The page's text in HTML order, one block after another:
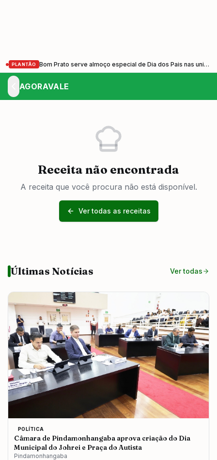
PLANTÃO Bom Prato serve almoço especial de Dia dos Pais nas unidades do Vale do Paraíba nesta sexta-feira (7)
AGORAVALE
Receita não encontrada
A receita que você procura não está disponível.
Ver todas as receitas
Últimas Notícias Ver todas
POLÍTICA
Câmara de Pindamonhangaba aprova criação do Dia
Municipal do Johrei e Praça do Autista
Pindamonhangaba